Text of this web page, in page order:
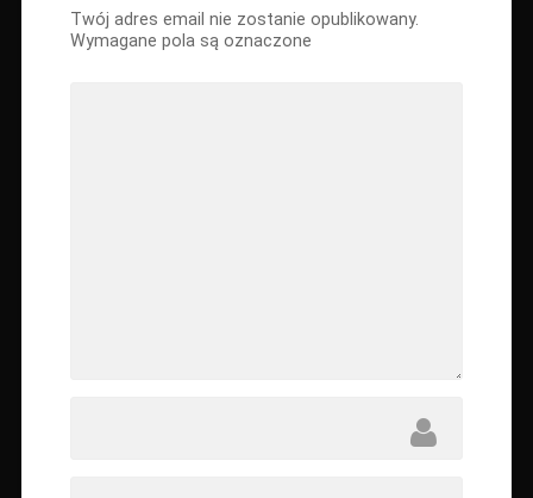
Twój adres email nie zostanie opublikowany.
Wymagane pola są oznaczone